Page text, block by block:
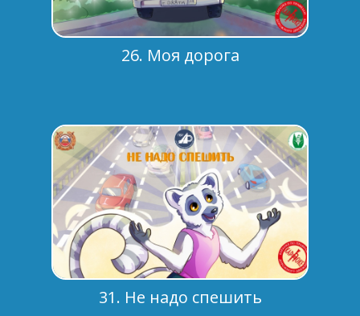
26. Моя дорога
31. Не надо спешить